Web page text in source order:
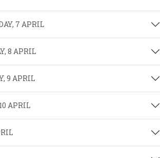
7 APRIL
8 APRIL
9 APRIL
APRIL